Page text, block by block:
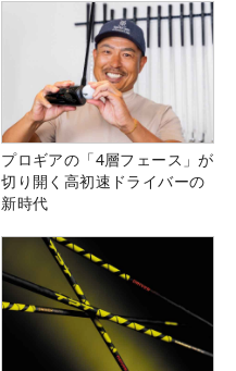
プロギアの「4層フェース」が
切り開く高初速ドライバーの
新時代